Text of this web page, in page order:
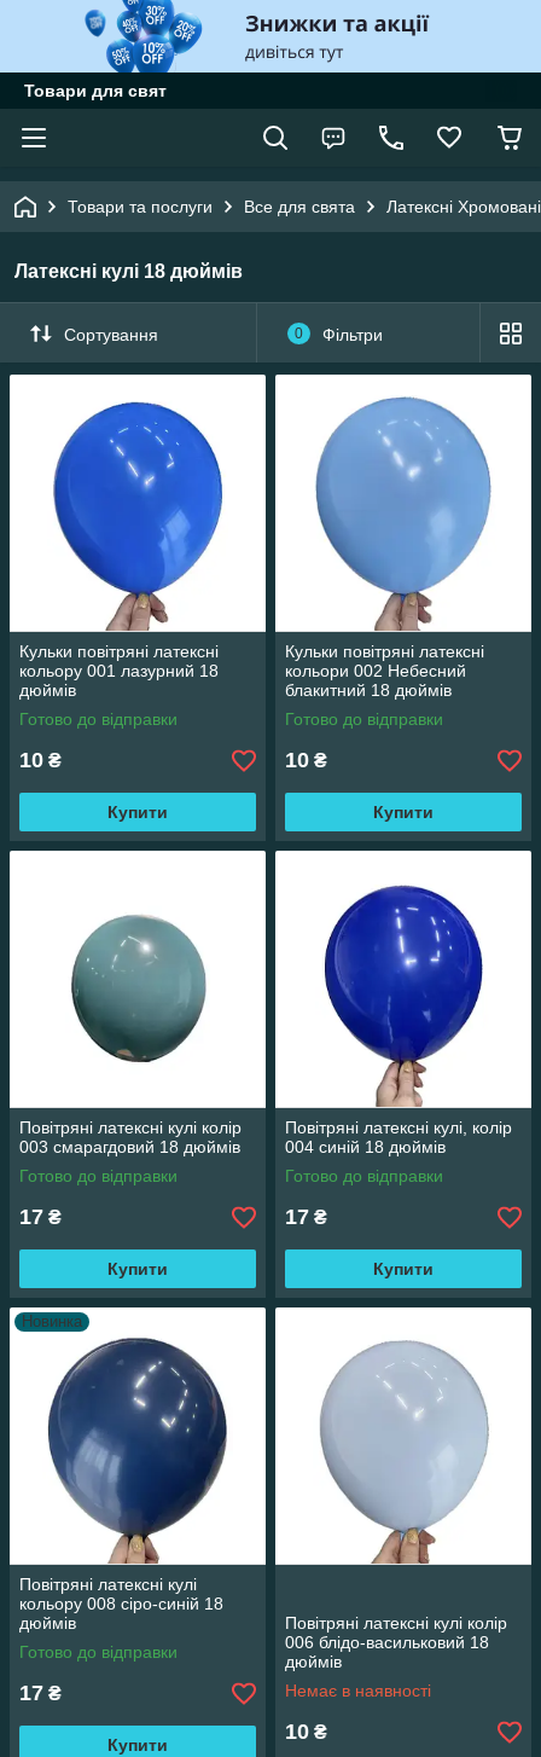
Товари для свят
Товари та послуги Все для свята Латексні Хромовані
Латексні кулі 18 дюймів
Сортування 0 Фільтри
Кульки повітряні латексні
кольору 001 лазурний 18
дюймів
Готово до відправки
10 ₴
Купити
Кульки повітряні латексні
кольори 002 Небесний
блакитний 18 дюймів
Готово до відправки
10 ₴
Купити
Повітряні латексні кулі колір
003 смарагдовий 18 дюймів
Готово до відправки
17 ₴
Купити
Повітряні латексні кулі, колір
004 синій 18 дюймів
Готово до відправки
17 ₴
Купити
Новинка
Повітряні латексні кулі
кольору 008 сіро-синій 18
дюймів
Готово до відправки
17 ₴
Купити
Повітряні латексні кулі колір
006 блідо-васильковий 18
дюймів
Немає в наявності
10 ₴